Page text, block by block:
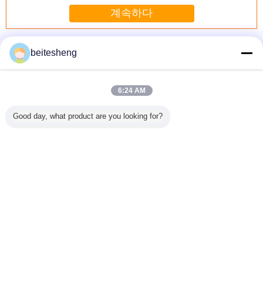
계속하다
더 많은 것 정 전압 led 드라이버
한 와트
360W는 지도한 가
로등, 세륨을 위한
6W 사무실 빛을 위
해 윙윙거리기 점
beitesheng
6:24 AM
Good day, what product are you looking for?